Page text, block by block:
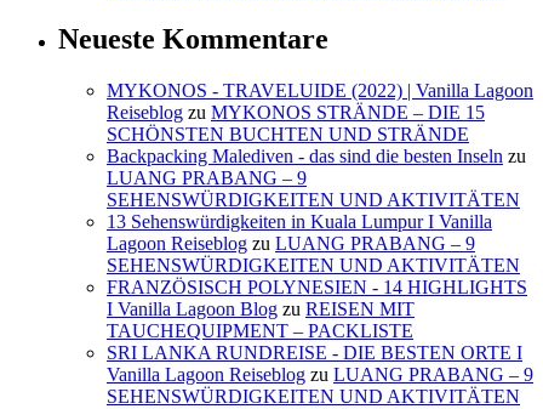
Neueste Kommentare
MYKONOS - TRAVELUIDE (2022) | Vanilla Lagoon
Reiseblog zu MYKONOS STRÄNDE – DIE 15
SCHÖNSTEN BUCHTEN UND STRÄNDE
Backpacking Malediven - das sind die besten Inseln zu
LUANG PRABANG – 9
SEHENSWÜRDIGKEITEN UND AKTIVITÄTEN
13 Sehenswürdigkeiten in Kuala Lumpur I Vanilla
Lagoon Reiseblog zu LUANG PRABANG – 9
SEHENSWÜRDIGKEITEN UND AKTIVITÄTEN
FRANZÖSISCH POLYNESIEN - 14 HIGHLIGHTS
I Vanilla Lagoon Blog zu REISEN MIT
TAUCHEQUIPMENT – PACKLISTE
SRI LANKA RUNDREISE - DIE BESTEN ORTE I
Vanilla Lagoon Reiseblog zu LUANG PRABANG – 9
SEHENSWÜRDIGKEITEN UND AKTIVITÄTEN